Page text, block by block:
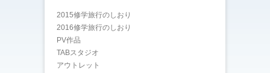
2015修学旅行のしおり
2016修学旅行のしおり
PV作品
TABスタジオ
アウトレット